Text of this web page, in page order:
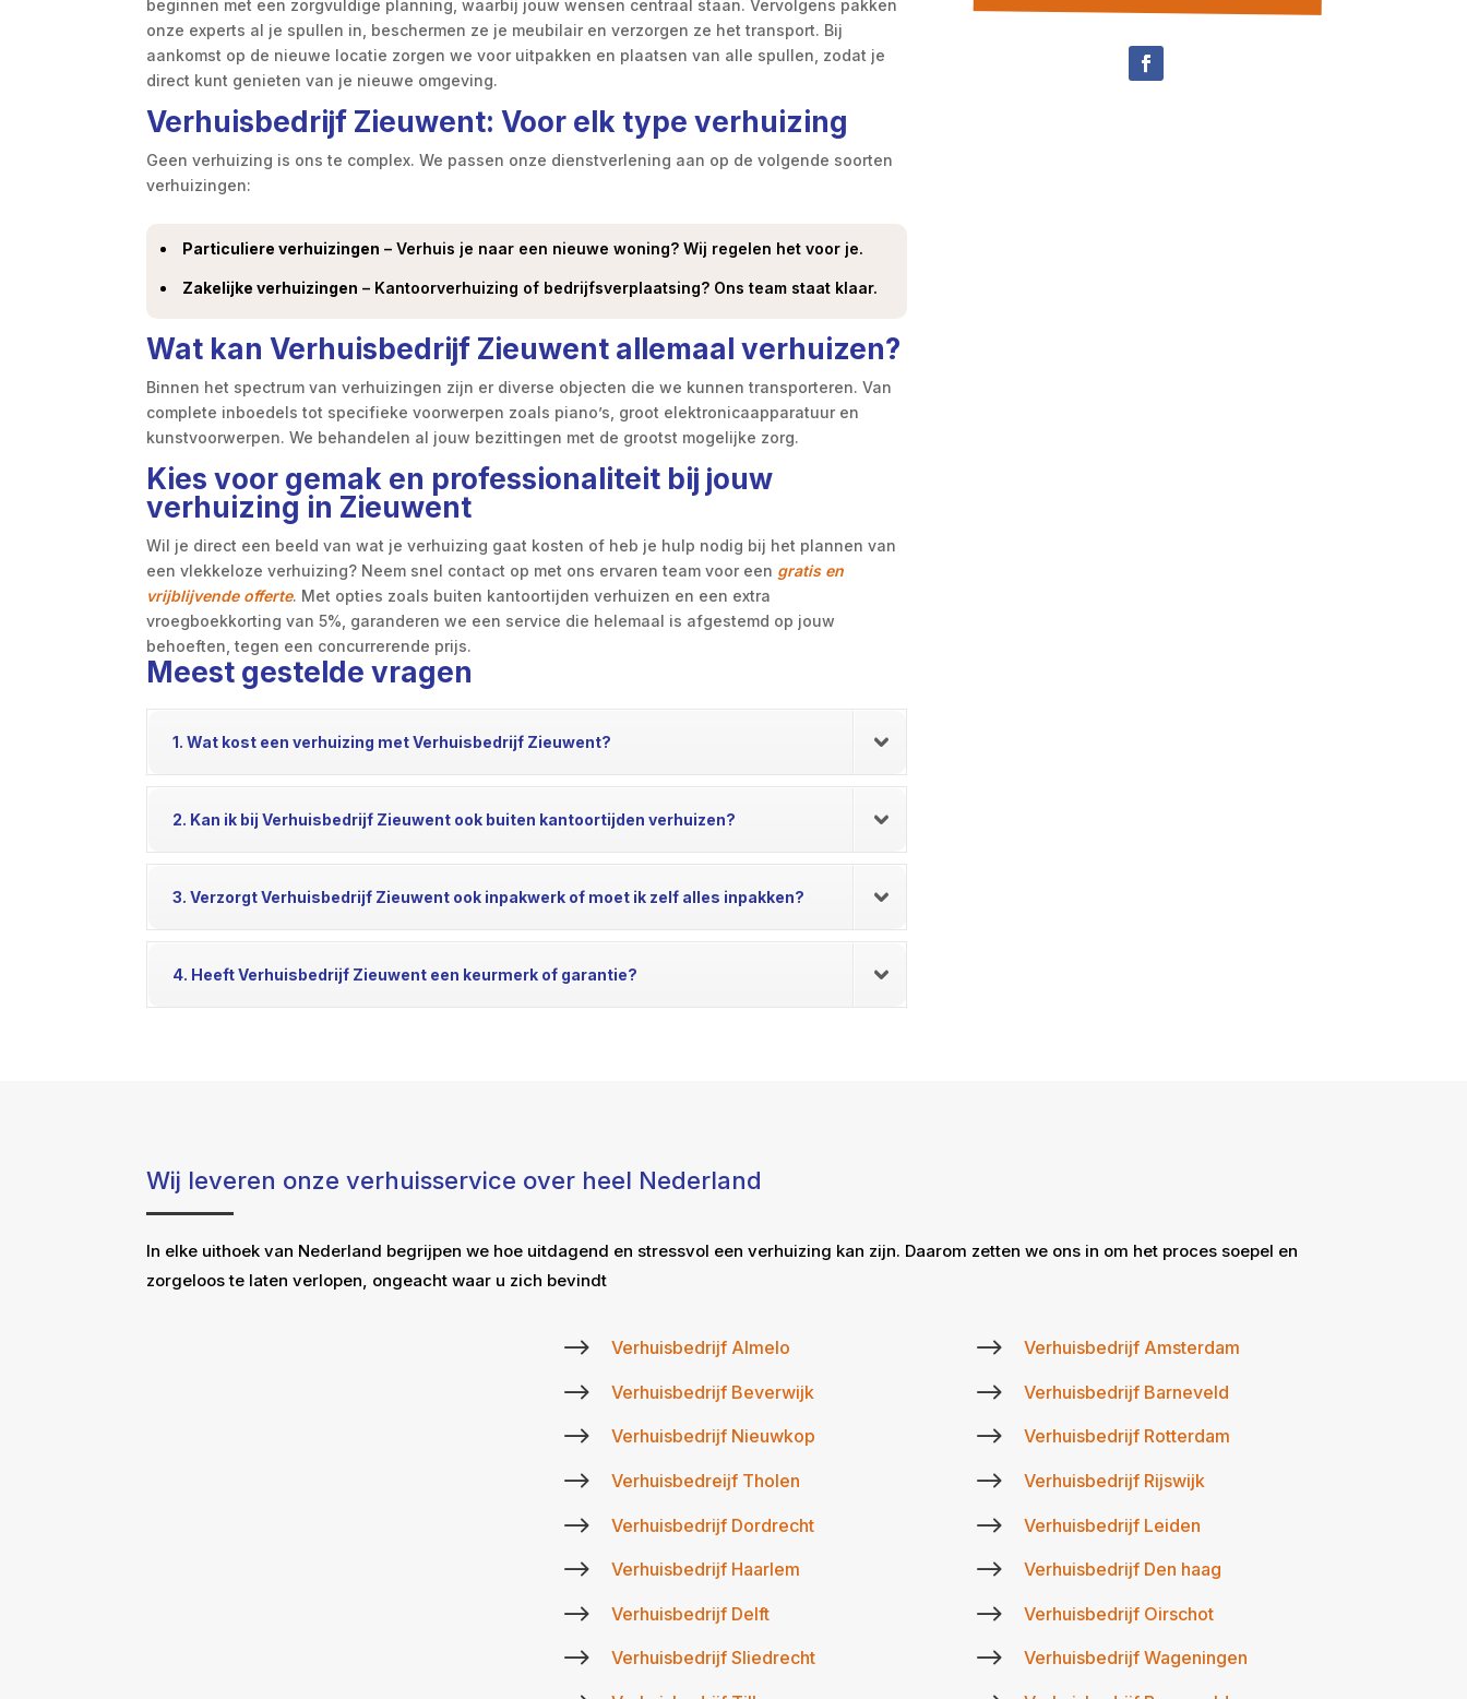
beginnen met een zorgvuldige planning, waarbij jouw wensen centraal staan. Vervolgens pakken
onze experts al je spullen in, beschermen ze je meubilair en verzorgen ze het transport. Bij
aankomst op de nieuwe locatie zorgen we voor uitpakken en plaatsen van alle spullen, zodat je
direct kunt genieten van je nieuwe omgeving.
Verhuisbedrijf Zieuwent: Voor elk type verhuizing
Geen verhuizing is ons te complex. We passen onze dienstverlening aan op de volgende soorten
verhuizingen:
Particuliere verhuizingen – Verhuis je naar een nieuwe woning? Wij regelen het voor je.
Zakelijke verhuizingen – Kantoorverhuizing of bedrijfsverplaatsing? Ons team staat klaar.
Wat kan Verhuisbedrijf Zieuwent allemaal verhuizen?
Binnen het spectrum van verhuizingen zijn er diverse objecten die we kunnen transporteren. Van
complete inboedels tot specifieke voorwerpen zoals piano’s, groot elektronicaapparatuur en
kunstvoorwerpen. We behandelen al jouw bezittingen met de grootst mogelijke zorg.
Kies voor gemak en professionaliteit bij jouw
verhuizing in Zieuwent
Wil je direct een beeld van wat je verhuizing gaat kosten of heb je hulp nodig bij het plannen van
een vlekkeloze verhuizing? Neem snel contact op met ons ervaren team voor een gratis en
vrijblijvende offerte. Met opties zoals buiten kantoortijden verhuizen en een extra
vroegboekkorting van 5%, garanderen we een service die helemaal is afgestemd op jouw
behoeften, tegen een concurrerende prijs.
Meest gestelde vragen
1. Wat kost een verhuizing met Verhuisbedrijf Zieuwent?
2. Kan ik bij Verhuisbedrijf Zieuwent ook buiten kantoortijden verhuizen?
3. Verzorgt Verhuisbedrijf Zieuwent ook inpakwerk of moet ik zelf alles inpakken?
4. Heeft Verhuisbedrijf Zieuwent een keurmerk of garantie?
Wij leveren onze verhuisservice over heel Nederland
In elke uithoek van Nederland begrijpen we hoe uitdagend en stressvol een verhuizing kan zijn. Daarom zetten we ons in om het proces soepel en
zorgeloos te laten verlopen, ongeacht waar u zich bevindt
$ Verhuisbedrijf Almelo
$ Verhuisbedrijf Beverwijk
$ Verhuisbedrijf Nieuwkop
$ Verhuisbedreijf Tholen
$ Verhuisbedrijf Dordrecht
$ Verhuisbedrijf Haarlem
$ Verhuisbedrijf Delft
$ Verhuisbedrijf Sliedrecht
$ Verhuisbedrijf Amsterdam
$ Verhuisbedrijf Barneveld
$ Verhuisbedrijf Rotterdam
$ Verhuisbedrijf Rijswijk
$ Verhuisbedrijf Leiden
$ Verhuisbedrijf Den haag
$ Verhuisbedrijf Oirschot
$ Verhuisbedrijf Wageningen